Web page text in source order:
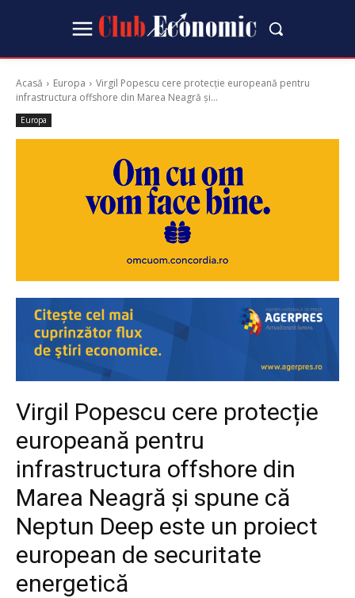
Acasă Europa
Virgil Popescu cere protecție europeană pentru
infrastructura offshore din Marea Neagră și...
Europa
Virgil Popescu cere protecție
europeană pentru
infrastructura offshore din
Marea Neagră și spune că
Neptun Deep este un proiect
european de securitate
energetică